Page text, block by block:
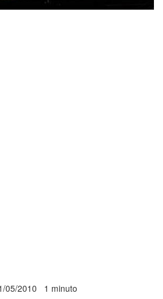
05/2010 1 minuto